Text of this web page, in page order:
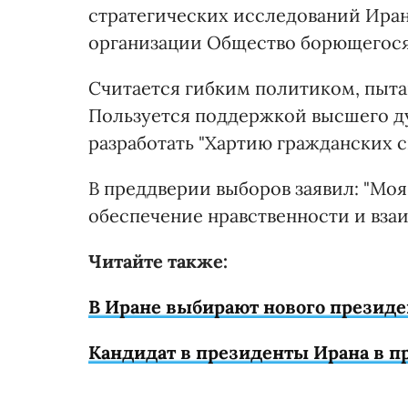
стратегических исследований
организации Общество
Считается гибким политиком,
Пользуется поддержкой высшего
разработать "Хартию гражданских
В преддверии выборов заявил:
обеспечение нравственности и
Читайте также:
В Иране выбирают нового
Кандидат в президенты Ирана в